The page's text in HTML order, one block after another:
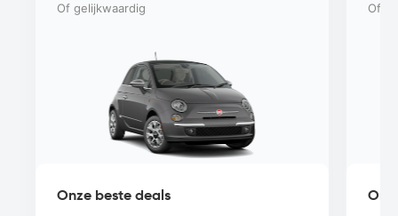
Of gelijkwaardig
Onze beste deals
Of